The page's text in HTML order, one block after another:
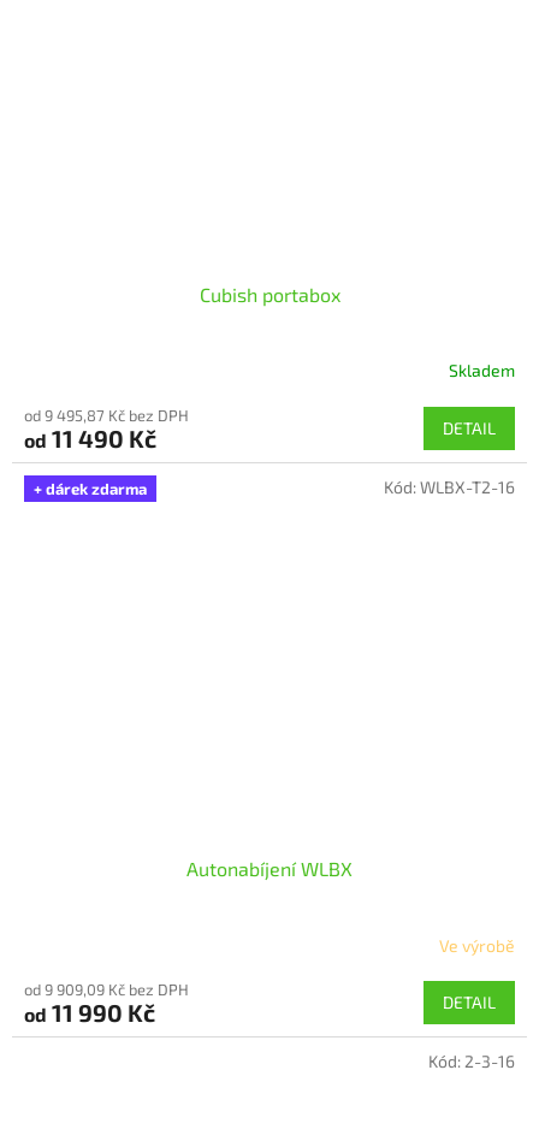
Cubish portabox
produktu
je
5,0
Skladem
od 9 495,87 Kč bez DPH
od 11 490 Kč DETAIL
+ dárek zdarma
Autonabíjení WLBX
produktu
je
5,0
Ve výrobě
od 9 909,09 Kč bez DPH
od 11 990 Kč DETAIL
Kód:WLBX-T2-16
Kód: 2-3-16